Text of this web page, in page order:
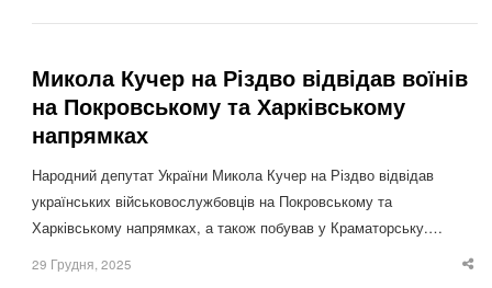
Микола Кучер на Різдво відвідав воїнів
на Покровському та Харківському
напрямках
Народний депутат України Микола Кучер на Різдво відвідав
українських військовослужбовців на Покровському та
Харківському напрямках, а також побував у Краматорську.…
29 Грудня, 2025